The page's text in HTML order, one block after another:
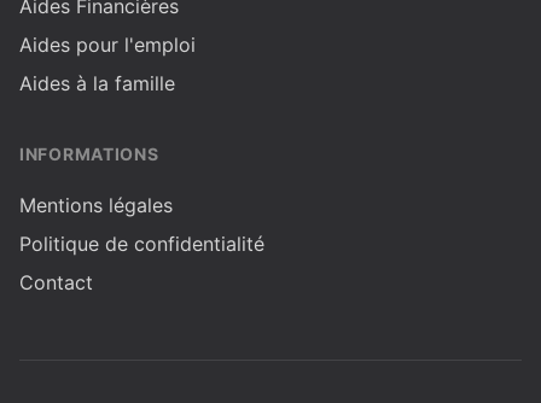
Aides Financières
Aides pour l'emploi
Aides à la famille
INFORMATIONS
Mentions légales
Politique de confidentialité
Contact